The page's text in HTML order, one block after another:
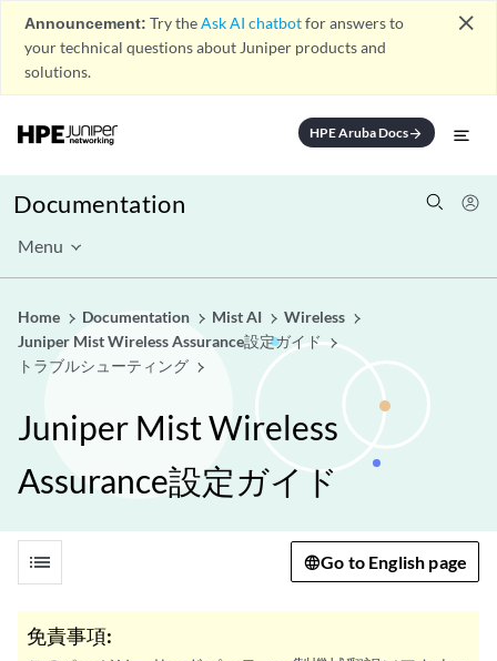
Announcement: Try theAsk AI chatbotfor answers to
your technical questions about Juniper products and
solutions.
close
HPE Aruba Docsarrow_forward
Documentation
Menu
Home Documentation Mist AI
Wireless
Juniper Mist Wireless Assurance設定ガイド
トラブルシューティング
Juniper Mist Wireless
Assurance設定ガイド
list Go to English page
免責事項: